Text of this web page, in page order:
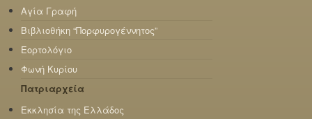
Αγία Γραφή
Βιβλιοθήκη “Πορφυρογέννητος”
Εορτολόγιο
Φωνή Κυρίου
Πατριαρχεία
Εκκλησία της Ελλάδος